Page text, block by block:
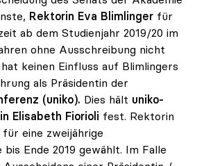
Rektorin Eva Blimlinger für
ab dem Studienjahr 2019/20 im
ohne Ausschreibung nicht
keinen Einfluss auf Blimlingers
als Präsidentin der
(uniko). Dies hält uniko-
Elisabeth Fiorioli fest. Rektorin
eine zweijährige
Ende 2019 gewählt. Im Falle